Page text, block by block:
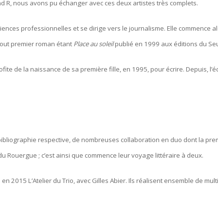
nous avons pu échanger avec ces deux artistes très complets.
professionnelles et se dirige vers le journalisme. Elle commence
premier roman étant Place au soleilpublié en 1999 aux éditions du
de la naissance de sa première fille, en 1995, pour écrire. Depuis,
respective, de nombreuses collaboration en duo dont la
Rouergue ; c’est ainsi que commence leur voyage littéraire à deux.
2015 L’Atelier du Trio, avec Gilles Abier. Ils réalisent ensemble de